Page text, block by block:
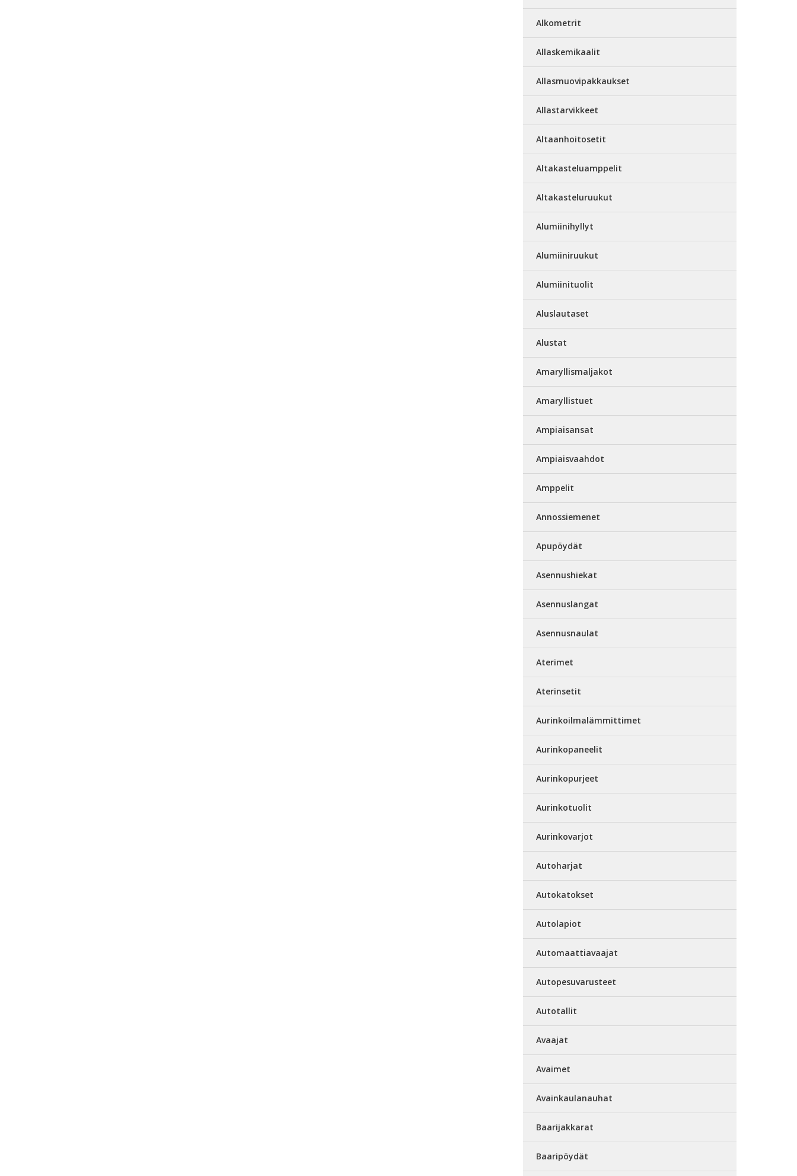
Alkometrit
Allaskemikaalit
Allasmuovipakkaukset
Allastarvikkeet
Altaanhoitosetit
Altakasteluamppelit
Altakasteluruukut
Alumiinihyllyt
Alumiiniruukut
Alumiinituolit
Aluslautaset
Alustat
Amaryllismaljakot
Amaryllistuet
Ampiaisansat
Ampiaisvaahdot
Amppelit
Annossiemenet
Apupöydät
Asennushiekat
Asennuslangat
Asennusnaulat
Aterimet
Aterinsetit
Aurinkoilmalämmittimet
Aurinkopaneelit
Aurinkopurjeet
Aurinkotuolit
Aurinkovarjot
Autoharjat
Autokatokset
Autolapiot
Automaattiavaajat
Autopesuvarusteet
Autotallit
Avaajat
Avaimet
Avainkaulanauhat
Baarijakkarat
Baaripöydät